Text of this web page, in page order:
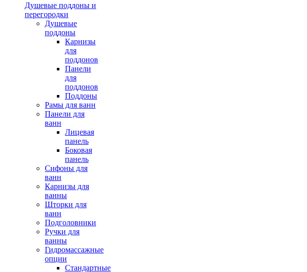
Душевые поддоны и
перегородки
Душевые
поддоны
Карнизы
для
поддонов
Панели
для
поддонов
Поддоны
Рамы для ванн
Панели для
ванн
Лицевая
панель
Боковая
панель
Сифоны для
ванн
Карнизы для
ванны
Шторки для
ванн
Подголовники
Ручки для
ванны
Гидромассажные
опции
Стандартные